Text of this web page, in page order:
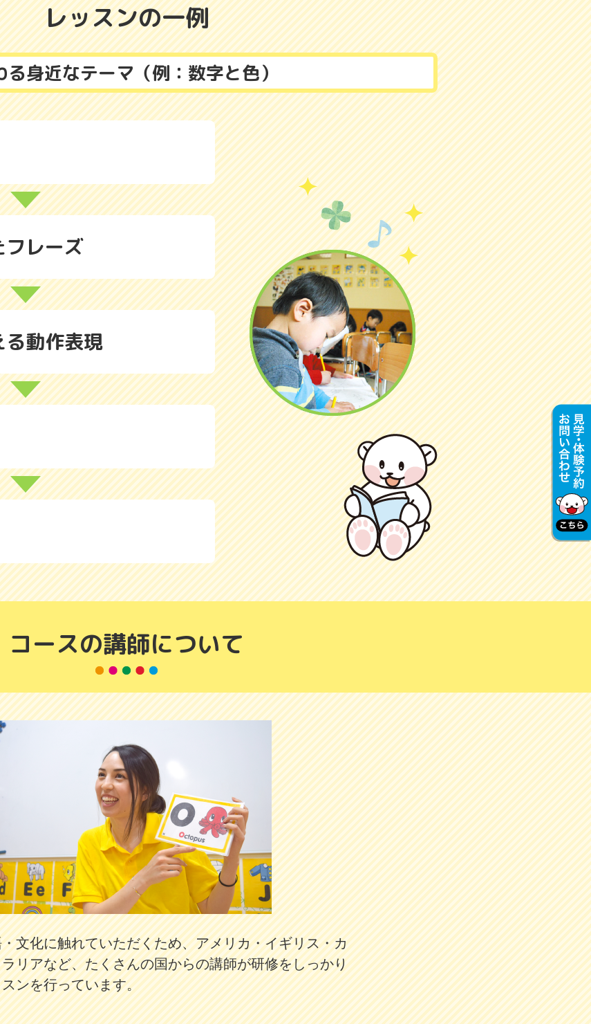
レッスンの一例
身近なテーマ（例：数字と色）
フレーズ
る動作表現
コースの講師について
文化に触れていただくため、アメリカ・イギリス・カ
リアなど、たくさんの国からの講師が研修をしっかり
ンを行っています。